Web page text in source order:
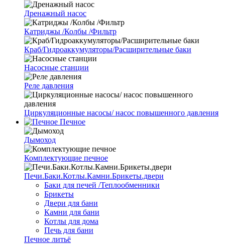
Дренажный насос
Катриджы /Колбы /Фильтр
Краб/Гидроаккумуляторы/Расширительные баки
Насосные станции
Реле давления
Циркуляционные насосы/ насос повышенного давления
Печное
Дымоход
Комплектующие печное
Печи.Баки.Котлы.Камни.Брикеты.двери
Баки для печей /Теплообменники
Брикеты
Двери для бани
Камни для бани
Котлы для дома
Печь для бани
Печное литьё